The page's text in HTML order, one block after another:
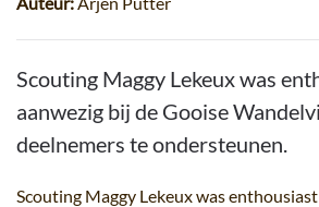
Scouting Maggy Lekeux was
aanwezig bij de Gooise
deelnemers te ondersteunen.
Scouting Maggy Lekeux was